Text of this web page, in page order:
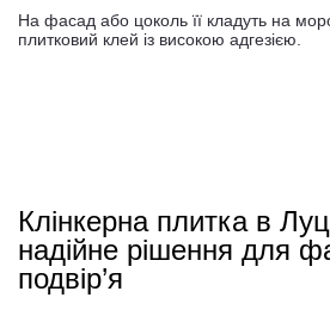
На фасад або цоколь її кладуть на
плитковий клей із високою адгезією.
Клінкерна плитка в
надійне рішення для
подвір’я